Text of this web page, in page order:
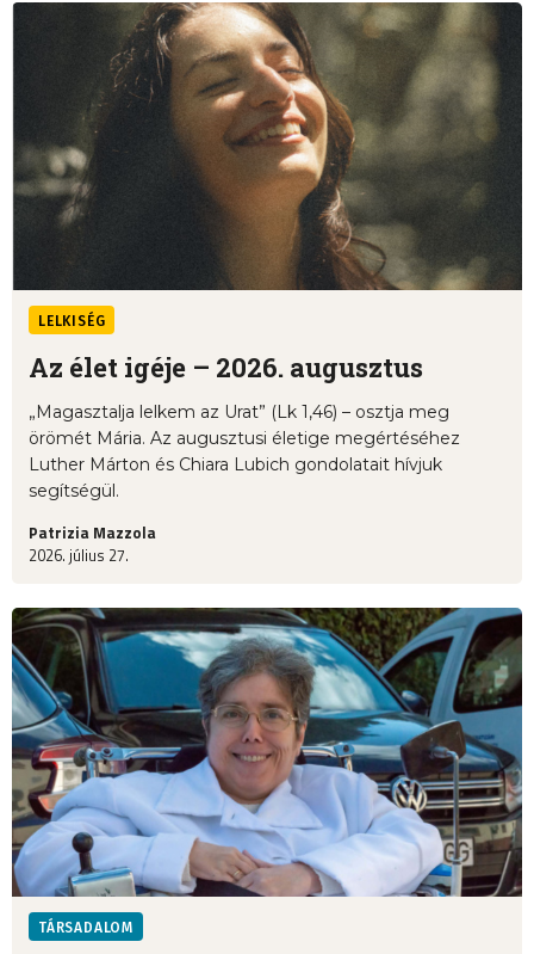
LELKISÉG
Az élet igéje – 2026. augusztus
„Magasztalja lelkem az Urat” (Lk 1,46) – osztja meg
örömét Mária. Az augusztusi életige megértéséhez
Luther Márton és Chiara Lubich gondolatait hívjuk
segítségül.
Patrizia Mazzola
2026. július 27.
TÁRSADALOM